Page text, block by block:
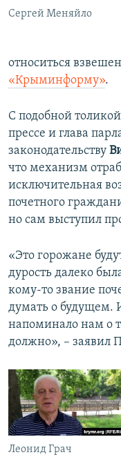
Сергей Меняйло
относиться
«Крыминформу».
С подобной
прессе и глава
законодательству
что механизм
исключительная
почетного
но сам выступил
«Это горожане
дурость далеко
кому-то звание
думать о будущем.
напоминало нам о
должно», – заявил
Леонид Грач